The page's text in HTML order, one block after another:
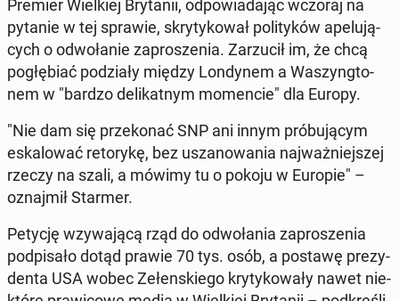
Premier Wiel­kiej Bry­ta­nii, od­po­wia­da­jąc wczoraj na
pytanie w tej sprawie, skry­ty­ko­wał po­li­ty­ków ape­lu­ją­
cych o od­wo­ła­nie za­pro­sze­nia. Za­rzu­cił im, że chcą
po­głę­biać po­dzia­ły między Lon­dy­nem a Wa­szyng­to­
nem w "bardzo de­li­kat­nym mo­men­cie" dla Europy.
"Nie dam się prze­ko­nać SNP ani innym pró­bu­ją­cym
eska­lo­wać re­to­ry­kę, bez usza­no­wa­nia naj­waż­niej­szej
rzeczy na szali, a mówimy tu o pokoju w Europie" –
oznaj­mił Starmer.
Petycję wzy­wa­ją­cą rząd do od­wo­ła­nia za­pro­sze­nia
pod­pi­sa­ło dotąd prawie 70 tys. osób, a postawę pre­zy­
den­ta USA wobec Ze­łen­skie­go kry­ty­ko­wa­ły nawet nie­